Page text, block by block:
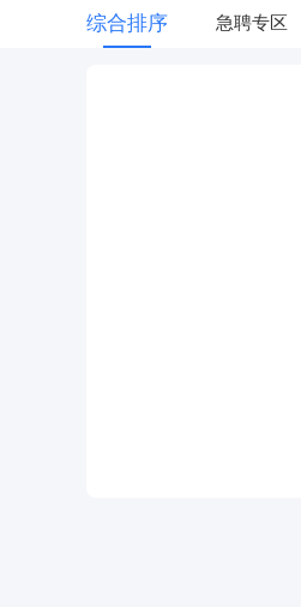
综合排序 急聘专区